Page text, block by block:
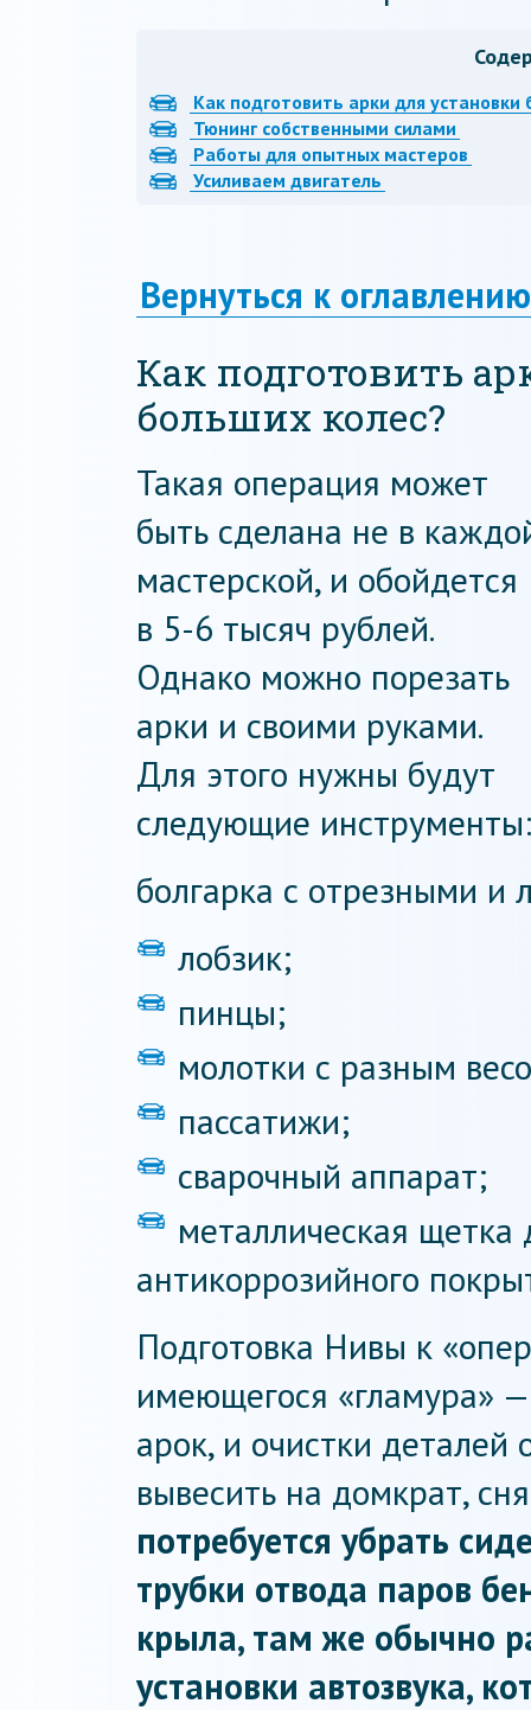
Как подготовить арки для установки
Тюнинг собственными силами
Работы для опытных мастеров
Усиливаем двигатель
Вернуться к оглавлению
Как подготовить
больших колес?
Такая операция может
быть сделана не в
мастерской, и обойдется
в 5-6 тысяч рублей.
Однако можно порезать
арки и своими руками.
Для этого нужны будут
следующие инструменты:
болгарка с отрезными и
лобзик;
пинцы;
молотки с разным
пассатижи;
сварочный аппарат;
металлическая щетка
антикоррозийного
Подготовка Нивы к
имеющегося «гламура»
арок, и очистки
вывесить на домкрат,
потребуется убрать
трубки отвода паров
крыла, там же обычно
установки автозвука,